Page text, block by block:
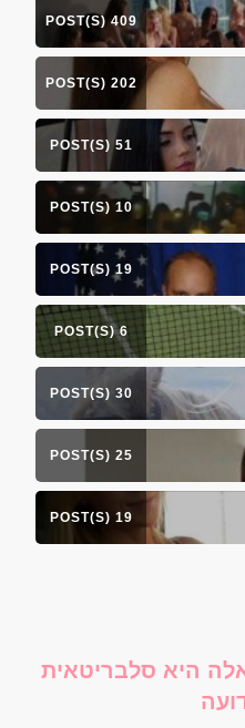
409 POST(S)
202 POST(S)
51 POST(S)
10 POST(S)
19 POST(S)
6 POST(S)
30 POST(S)
25 POST(S)
19 POST(S)
היא סלבריטאית